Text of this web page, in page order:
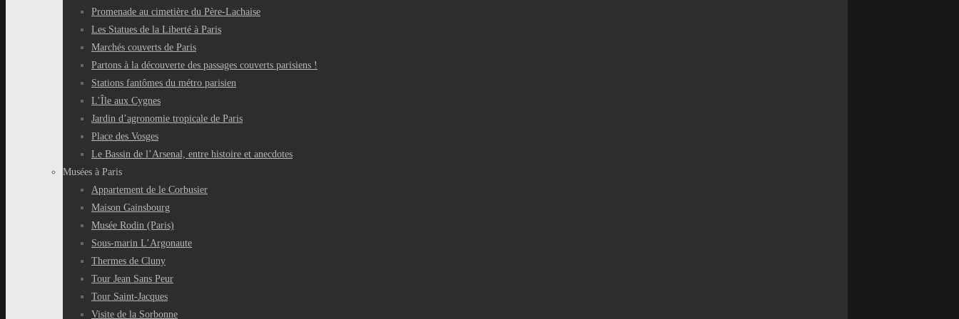
Promenade au cimetière du Père-Lachaise
Les Statues de la Liberté à Paris
Marchés couverts de Paris
Partons à la découverte des passages couverts parisiens !
Stations fantômes du métro parisien
L’Île aux Cygnes
Jardin d’agronomie tropicale de Paris
Place des Vosges
Le Bassin de l’Arsenal, entre histoire et anecdotes
Musées à Paris
Appartement de le Corbusier
Maison Gainsbourg
Musée Rodin (Paris)
Sous-marin L’Argonaute
Thermes de Cluny
Tour Jean Sans Peur
Tour Saint-Jacques
Visite de la Sorbonne